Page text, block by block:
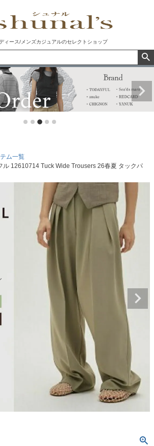
ース/メンズカジュアルのセレクトショップ
ム一覧
ル 12610714 Tuck Wide Trousers 26春夏 タックパ